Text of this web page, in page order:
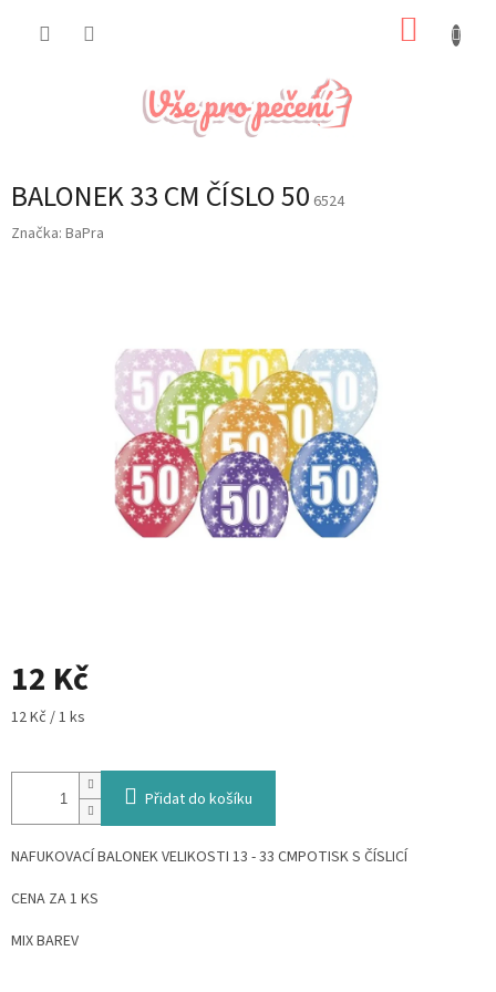
BALONEK 33 CM ČÍSLO 50 6524
Značka: BaPra
12 Kč
Měrná
12 Kč / 1 ks
Přidat do košíku
NAFUKOVACÍ BALONEK VELIKOSTI 13 - 33 CMPOTISK S ČÍSLICÍ
CENA ZA 1 KS
MIX BAREV